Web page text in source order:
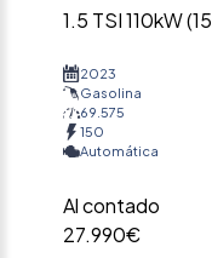
1.5 TSI 110kW
2023
Gasolina
69.575
150
Automática
Al contado
27.990€